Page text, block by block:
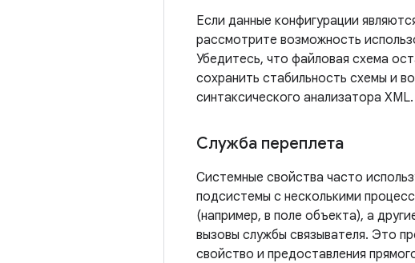
Если данные конфигурации
рассмотрите возможность
Убедитесь, что файловая схема
сохранить стабильность схемы и
синтаксического анализатора XML.
Служба переплета
Системные свойства часто
подсистемы с несколькими
(например, в поле объекта), а
вызовы службы связывателя. Это
свойство и предоставления